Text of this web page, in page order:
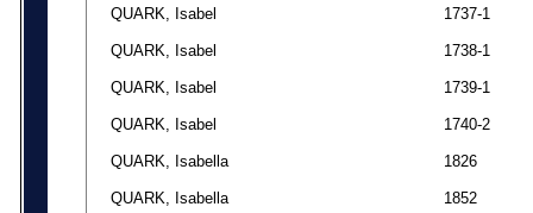
QUARK, Isabel 1737-1
QUARK, Isabel 1738-1
QUARK, Isabel 1739-1
QUARK, Isabel 1740-2
QUARK, Isabella 1826
QUARK, Isabella 1852